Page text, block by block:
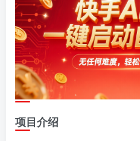
项目介绍